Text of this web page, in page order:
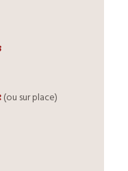
(ou sur place)